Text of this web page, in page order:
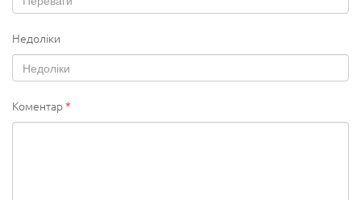
Недоліки
Коментар*